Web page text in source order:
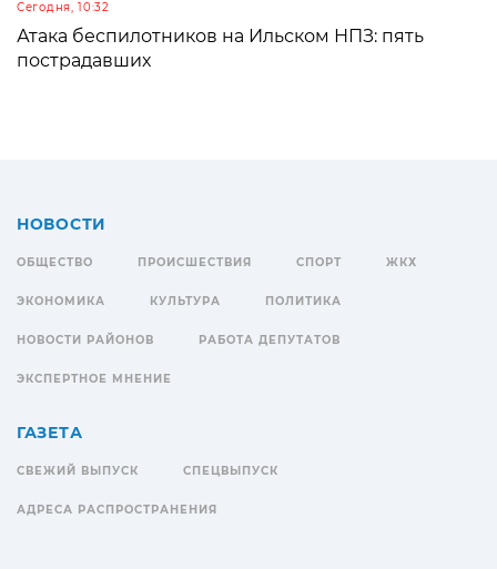
Сегодня, 10:32
Атака беспилотников на Ильском НПЗ: пять
пострадавших
НОВОСТИ
ОБЩЕСТВО ПРОИСШЕСТВИЯ СПОРТ ЖКХ
ЭКОНОМИКА КУЛЬТУРА ПОЛИТИКА
НОВОСТИ РАЙОНОВ РАБОТА ДЕПУТАТОВ
ЭКСПЕРТНОЕ МНЕНИЕ
ГАЗЕТА
СВЕЖИЙ ВЫПУСК СПЕЦВЫПУСК
АДРЕСА РАСПРОСТРАНЕНИЯ